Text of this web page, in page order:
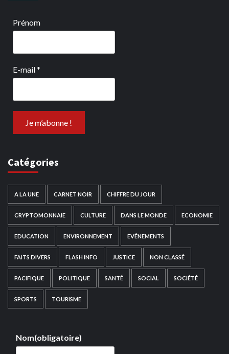
Prénom
E-mail*
Catégories
A LA UNE CARNET NOIR CHIFFRE DU JOUR
CRYPTOMONNAIE CULTURE DANS LE MONDE ECONOMIE
EDUCATION ENVIRONNEMENT EVÉNEMENTS
FAITS DIVERS FLASH INFO JUSTICE NON CLASSÉ
PACIFIQUE POLITIQUE SANTÉ SOCIAL SOCIÉTÉ
SPORTS TOURISME
Nom(obligatoire)